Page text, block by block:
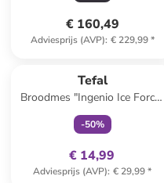
€ 160,49
Adviesprijs (AVP): € 229,99*
Tefal
Broodmes "Ingenio Ice Force"
zwart
-50%
€ 14,99
Adviesprijs (AVP): € 29,99*